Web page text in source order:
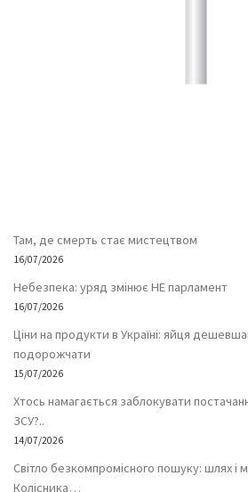
Там, де смерть стає мистецтвом
16/07/2026
Небезпека: уряд змінює НЕ парламент
16/07/2026
Ціни на продукти в Україні: яйця
подорожчати
15/07/2026
Хтось намагається заблокувати
ЗСУ?..
14/07/2026
Світло безкомпромісного пошуку: шлях і
Колісника…